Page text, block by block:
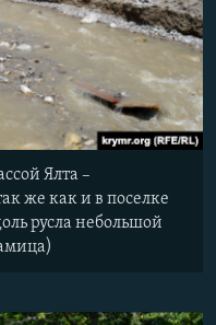
Ялта –
же как и в поселке
русла небольшой